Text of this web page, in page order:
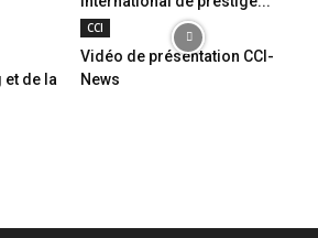
de la
CCI
Vidéo de présentation CCI-
News